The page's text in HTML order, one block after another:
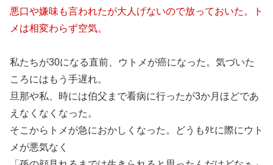
悪口や嫌味も言われたが大人げないので放っておいた。ト
メは相変わらず空気。
私たちが30になる直前、ウトメが癌になった。気づいた
ころにはもう手遅れ。
旦那や私、時には伯父まで看病に行ったが3か月ほどであ
えなくなくなった。
そこからトメが急におかしくなった。どうもﾀﾋに際にウト
メが悪気なく